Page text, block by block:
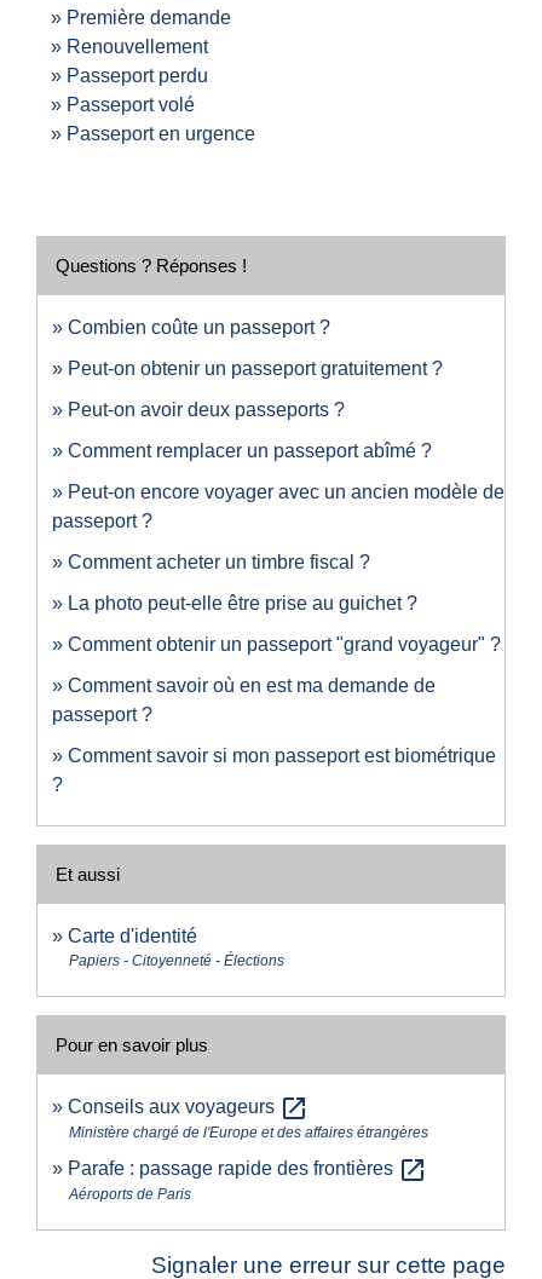
Première demande
Renouvellement
Passeport perdu
Passeport volé
Passeport en urgence
Questions ? Réponses !
Combien coûte un passeport ?
Peut-on obtenir un passeport gratuitement ?
Peut-on avoir deux passeports ?
Comment remplacer un passeport abîmé ?
Peut-on encore voyager avec un ancien modèle de
passeport ?
Comment acheter un timbre fiscal ?
La photo peut-elle être prise au guichet ?
Comment obtenir un passeport "grand voyageur" ?
Comment savoir où en est ma demande de
passeport ?
Comment savoir si mon passeport est biométrique
?
Et aussi
Carte d'identité
Papiers - Citoyenneté - Élections
Pour en savoir plus
Conseils aux voyageurs open_in_new
Ministère chargé de l'Europe et des affaires étrangères
Parafe : passage rapide des frontières open_in_new
Aéroports de Paris
Signaler une erreur sur cette page